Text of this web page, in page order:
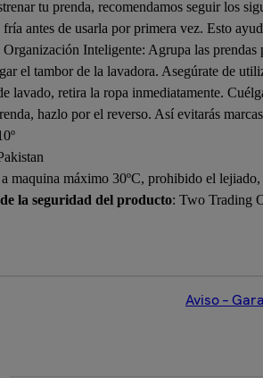
tu prenda, recomendamos seguir los
antes de usarla por primera vez. Esto
Inteligente: Agrupa las
el tambor de la lavadora. Asegúrate de
retira la ropa inmediatamente.
hazlo por el reverso. Así evitarás
maquina máximo 30ºC, prohibido el lejiado,
la seguridad del producto: Two Trading
Aviso –